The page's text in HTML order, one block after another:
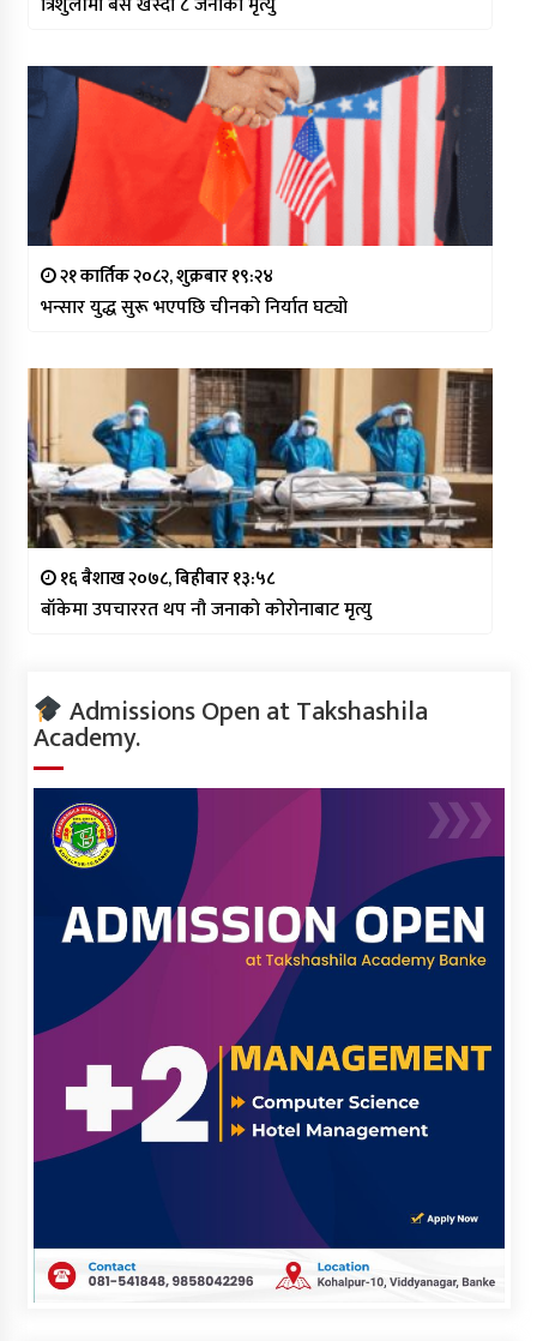
२१ कार्तिक २०८२, शुक्रबार १९:२४
भन्सार युद्ध सुरू भएपछि चीनको निर्यात घट्यो
१६ बैशाख २०७८, बिहीबार १३:५८
बाँकेमा उपचाररत थप नौ जनाको कोरोनाबाट मृत्यु
Admissions Open at Takshashila
Academy.